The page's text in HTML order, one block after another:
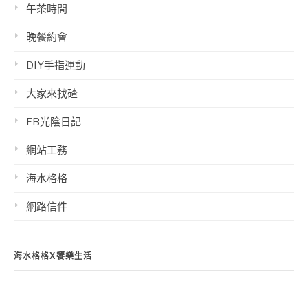
午茶時間
晚餐約會
DIY手指運動
大家來找碴
FB光陰日記
網站工務
海水格格
網路信件
海水格格X饗樂生活